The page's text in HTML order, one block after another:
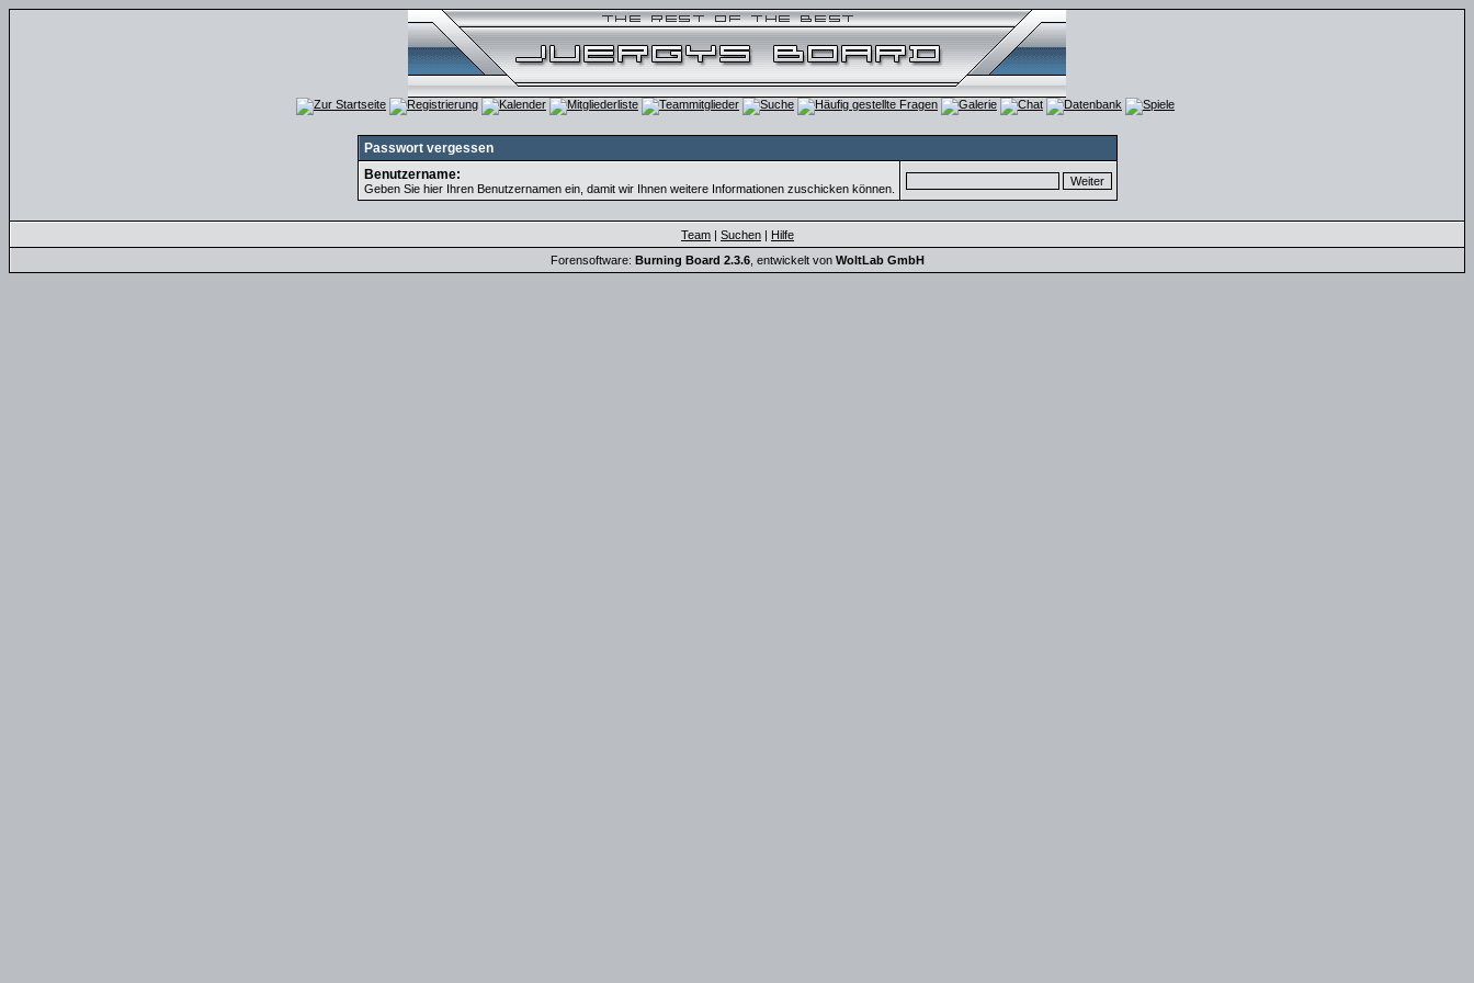
Passwort vergessen
Benutzername:
Geben Sie hier Ihren Benutzernamen ein, damit wir Ihnen weitere Informationen zuschicken können.
Team | Suchen | Hilfe
Forensoftware: Burning Board 2.3.6 , entwickelt von WoltLab GmbH